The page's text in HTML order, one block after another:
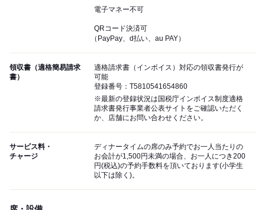
電子マネー不可
QRコード決済可
（PayPay、d払い、au PAY）
領収書（適格簡易請求
書）
適格請求書（インボイス）対応の領収書発行が
可能
登録番号：T5810541654860
※最新の登録状況は国税庁インボイス制度適格
請求書発行事業者公表サイトをご確認いただく
か、店舗にお問い合わせください。
サービス料・
チャージ
ディナータイムの席のみ予約でお一人当たりの
お会計が1,500円未満の場合、お一人につき200
円(税込)の予約手数料を頂いております(小学生
以下は除く)。